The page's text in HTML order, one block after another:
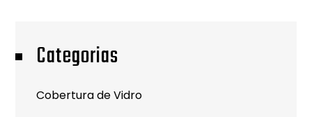
Categorias
Cobertura de Vidro